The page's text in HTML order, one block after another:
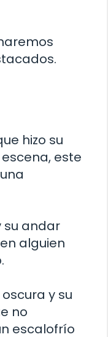
hizo su
este
su andar
alguien
y su
no
escalofrío